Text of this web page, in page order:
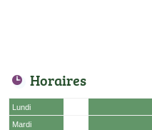
Horaires
Lundi
Mardi